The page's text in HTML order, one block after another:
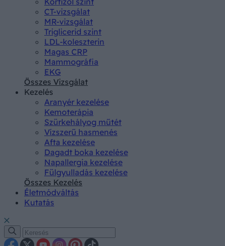
CT-vizsgálat
MR-vizsgálat
Triglicerid szint
LDL-koleszterin
Magas CRP
Mammográfia
EKG
Összes Vizsgálat
Kezelés
Aranyér kezelése
Kemoterápia
Szürkehályog műtét
Vízszerű hasmenés
Afta kezelése
Dagadt boka kezelése
Napallergia kezelése
Fülgyulladás kezelése
Összes Kezelés
Életmódváltás
Kutatás